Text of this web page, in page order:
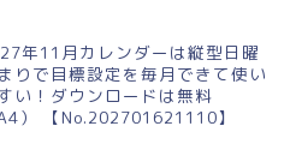
年11月カレンダーは縦型日曜
りで目標設定を毎月できて使い
い！ダウンロードは無料
A4） 【No.202701621110】